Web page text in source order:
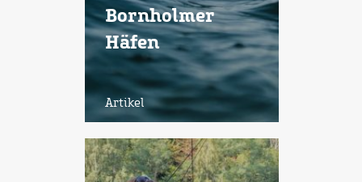
Bornholmer
Häfen
Artikel